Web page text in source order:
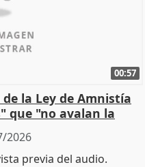
00:57
la Ley de Amnistía
que "no avalan la
2026